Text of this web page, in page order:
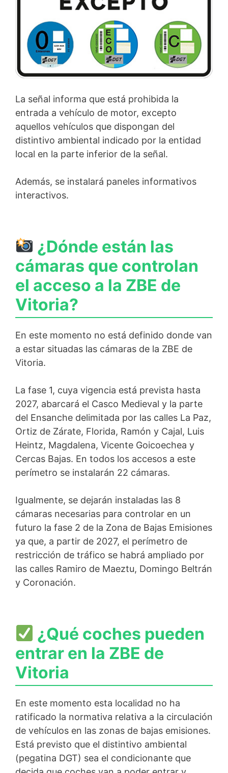
La señal informa que está prohibida la
entrada a vehículo de motor, excepto
aquellos vehículos que dispongan del
distintivo ambiental indicado por la entidad
local en la parte inferior de la señal.
Además, se instalará paneles informativos
interactivos.
¿Dónde están las
cámaras que controlan
el acceso a la ZBE de
Vitoria?
En este momento no está definido donde van
a estar situadas las cámaras de la ZBE de
Vitoria.
La fase 1, cuya vigencia está prevista hasta
2027, abarcará el Casco Medieval y la parte
del Ensanche delimitada por las calles La Paz,
Ortiz de Zárate, Florida, Ramón y Cajal, Luis
Heintz, Magdalena, Vicente Goicoechea y
Cercas Bajas. En todos los accesos a este
perímetro se instalarán 22 cámaras.
Igualmente, se dejarán instaladas las 8
cámaras necesarias para controlar en un
futuro la fase 2 de la Zona de Bajas Emisiones
ya que, a partir de 2027, el perímetro de
restricción de tráfico se habrá ampliado por
las calles Ramiro de Maeztu, Domingo Beltrán
y Coronación.
¿Qué coches pueden
entrar en la ZBE de
Vitoria
En este momento esta localidad no ha
ratificado la normativa relativa a la circulación
de vehículos en las zonas de bajas emisiones.
Está previsto que el distintivo ambiental
(pegatina DGT) sea el condicionante que